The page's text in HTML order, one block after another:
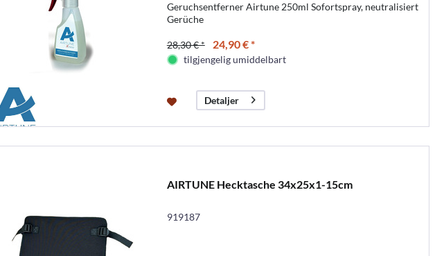
Geruchsentferner Airtune 250ml Sofortspray, neutralisiert
Gerüche
28,30 € * 24,90 € *
tilgjengelig umiddelbart
Detaljer
AIRTUNE Hecktasche 34x25x1-15cm
919187